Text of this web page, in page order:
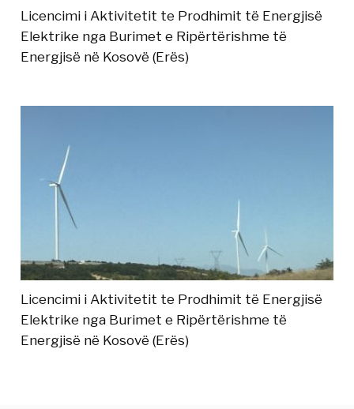
Licencimi i Aktivitetit te Prodhimit të Energjisë
Elektrike nga Burimet e Ripërtërishme të
Energjisë në Kosovë (Erës)
Licencimi i Aktivitetit te Prodhimit të Energjisë
Elektrike nga Burimet e Ripërtërishme të
Energjisë në Kosovë (Erës)